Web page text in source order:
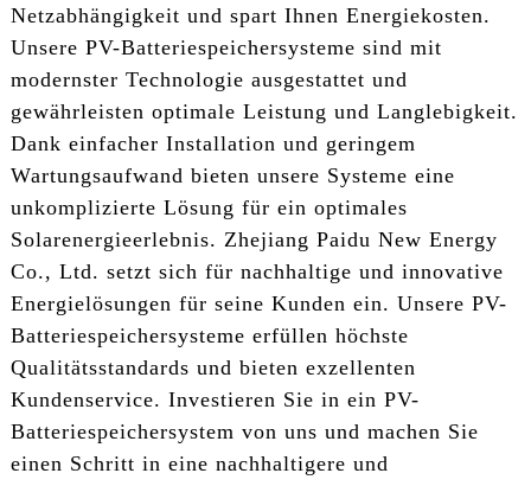
Netzabhängigkeit und spart Ihnen Energiekosten.
Unsere PV-Batteriespeichersysteme sind mit
modernster Technologie ausgestattet und
gewährleisten optimale Leistung und Langlebigkeit.
Dank einfacher Installation und geringem
Wartungsaufwand bieten unsere Systeme eine
unkomplizierte Lösung für ein optimales
Solarenergieerlebnis. Zhejiang Paidu New Energy
Co., Ltd. setzt sich für nachhaltige und innovative
Energielösungen für seine Kunden ein. Unsere PV-
Batteriespeichersysteme erfüllen höchste
Qualitätsstandards und bieten exzellenten
Kundenservice. Investieren Sie in ein PV-
Batteriespeichersystem von uns und machen Sie
einen Schritt in eine nachhaltigere und